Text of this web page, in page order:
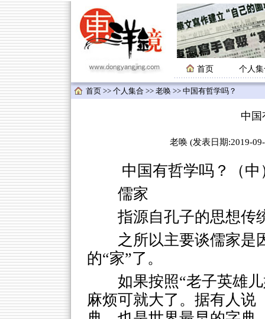
首页 个人
首页 >> 个人集合 >> 老唤 >> 中国有哲学吗？
中国
老唤 (发表日期:2019-
中国有哲学吗？（中
儒家
指源自孔子的思想传
之所以主要谈儒家是
的“家”了。
如果按照“老子英雄
麻烦可就大了。据有人说